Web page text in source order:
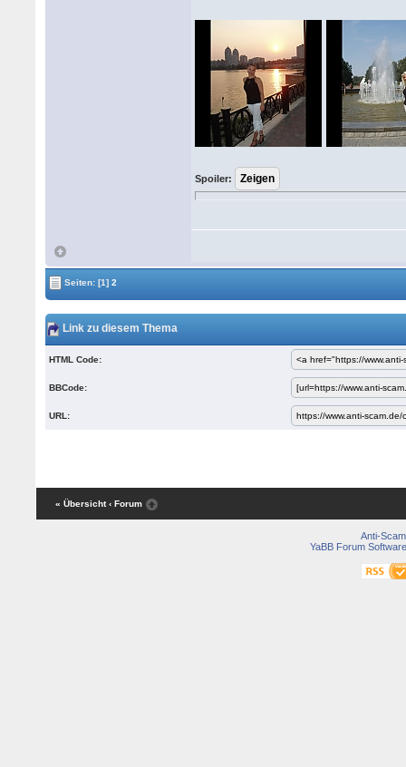
Spoiler:
Seiten:[1] 2
Link zu diesem Thema
HTML Code:
BBCode:
URL:
« Übersicht ‹ Forum
Anti-Scam
YaBB Forum Software